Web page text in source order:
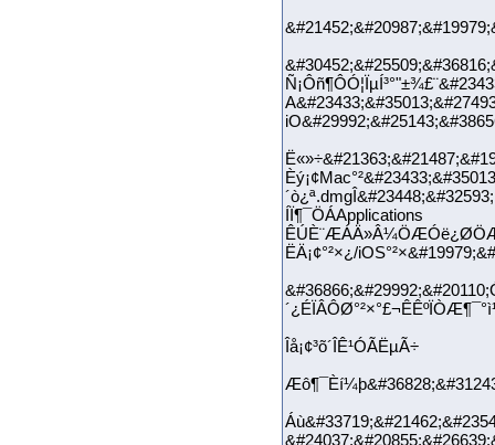
ÍÏ¶¯ÖÁApplications
ËÄ¡¢°²×¿/
Îå¡¢³õ´ÎÊ¹ÓÃËµÃ÷